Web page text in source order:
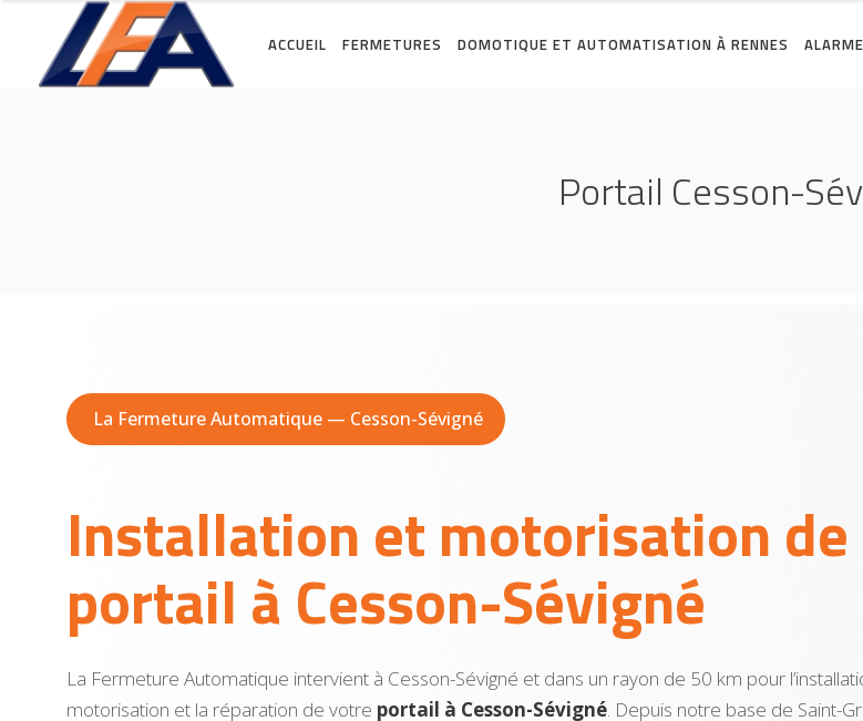
ACCUEIL FERMETURES DOMOTIQUE ET AUTOMATISATION À RENNES
Portail Cesson-
La Fermeture Automatique — Cesson-Sévigné
Installation et motorisation de
portail à Cesson-Sévigné
La Fermeture Automatique intervient à Cesson-Sévigné et dans un rayon de 50 km pour
motorisation et la réparation de votre portail à Cesson-Sévigné. Depuis notre base de Saint-